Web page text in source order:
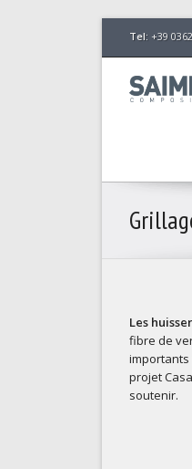
Tel: +39
Les
fibre de
importants
projet
soutenir.